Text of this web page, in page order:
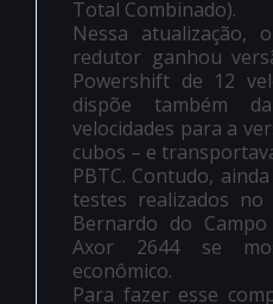
Total Combinado).
Nessa atualização,
redutor ganhou
Powershift de 12
dispõe também
velocidades para a
cubos – e
PBTC. Contudo,
testes realizados
Bernardo do
Axor 2644 se
econômico.
Para fazer esse